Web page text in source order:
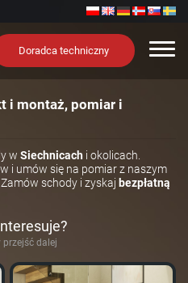
Doradca techniczny
i montaż, pomiar i
w Siechnicach i okolicach.
i umów się na pomiar z naszym
schody i zyskaj bezpłatną
dalej